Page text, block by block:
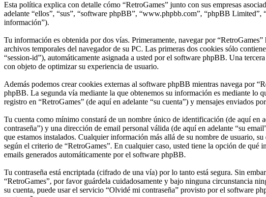
Esta política explica con detalle cómo “RetroGames” junto con sus empresas
adelante “ellos”, “sus”, “software phpBB”, “www.phpbb.com”, “phpBB
información”).
Tu información es obtenida por dos vías. Primeramente, navegar por
archivos temporales del navegador de su PC. Las primeras dos cookies sólo
“session-id”), automáticamente asignada a usted por el software phpBB. Una
con objeto de optimizar su experiencia de usuario.
Además podemos crear cookies externas al software phpBB mientras navega por
phpBB. La segunda vía mediante la que obtenemos su información es mediante lo
registro en “RetroGames” (de aquí en adelante “su cuenta”) y mensajes enviados
Tu cuenta como mínimo constará de un nombre único de identificación (de aquí en
contraseña”) y una dirección de email personal válida (de aquí en adelante “su
que estamos instalados. Cualquier información más allá de su nombre de usuario,
según el criterio de “RetroGames”. En cualquier caso, usted tiene la opción de
emails generados automáticamente por el software phpBB.
Tu contraseña está encriptada (cifrado de una vía) por lo tanto está segura. Sin
“RetroGames”, por favor guárdela cuidadosamente y bajo ninguna circunstancia
su cuenta, puede usar el servicio “Olvidé mi contraseña” provisto por el software